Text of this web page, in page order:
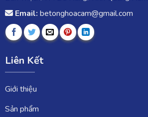
Email: betonghoacam@gmail.com
Liên Kết
Giới thiệu
Sản phẩm